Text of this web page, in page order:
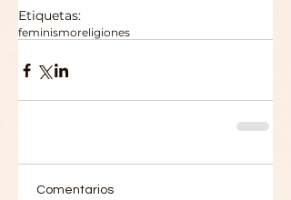
Etiquetas:
feminismoreligiones
Comentarios